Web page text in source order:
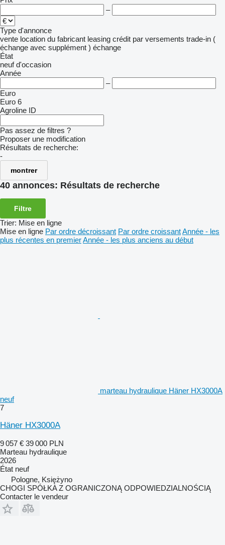
–
Type d'annonce
vente location du fabricant leasing crédit par versements trade-in (
échange avec supplément ) échange
État
neuf d'occasion
Année
–
Euro
Euro 6
Agroline ID
Pas assez de filtres ?
Proposer une modification
Résultats de recherche:
-
montrer
40 annonces: Résultats de recherche
Filtre
Trier: Mise en ligne
Mise en ligne Par ordre décroissant Par ordre croissantAnnée - les
plus récentes en premierAnnée - les plus anciens au début
marteau hydraulique Häner HX3000A
neuf
7
Häner HX3000A
9 057 € 39 000 PLN
Marteau hydraulique
2026
État neuf
Pologne, Księżyno
CHOGI SPÓŁKA Z OGRANICZONĄ ODPOWIEDZIALNOŚCIĄ
Contacter le vendeur